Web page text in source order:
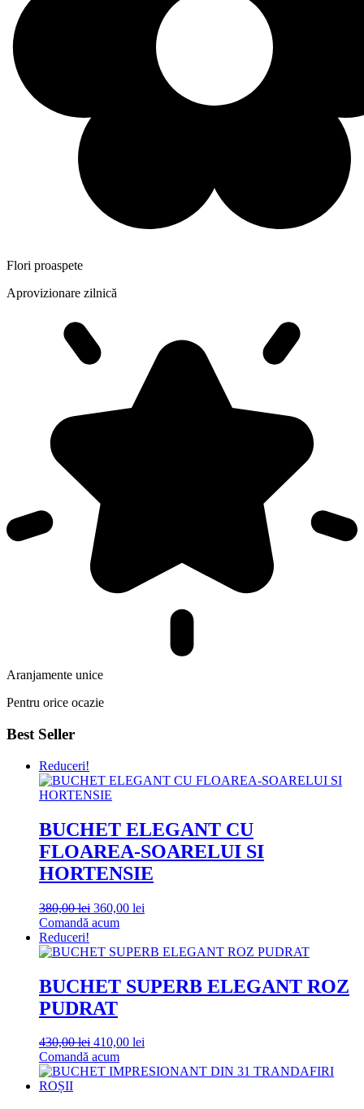
Flori proaspete
Aprovizionare zilnică
Aranjamente unice
Pentru orice ocazie
Best Seller
Reduceri!
BUCHET ELEGANT CU
FLOAREA-SOARELUI SI
HORTENSIE
380,00lei Prețul
inițial
fost:
360,00 lei
360,00 lei.
Comandă acum
Reduceri!
BUCHET SUPERB ELEGANT ROZ
PUDRAT
430,00lei Prețul
inițial
a
410,00 lei
este:
Comandă acum